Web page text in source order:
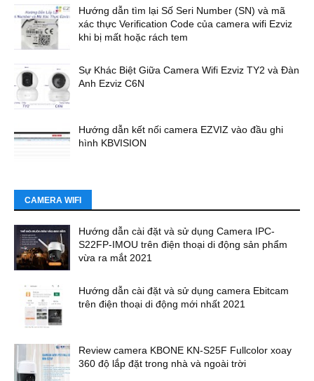
Hướng dẫn tìm lại Số Seri Number (SN) và mã
xác thực Verification Code của camera wifi Ezviz
khi bị mất hoặc rách tem
Sự Khác Biệt Giữa Camera Wifi Ezviz TY2 và Đàn
Anh Ezviz C6N
Hướng dẫn kết nối camera EZVIZ vào đầu ghi
hình KBVISION
CAMERA WIFI
Hướng dẫn cài đặt và sử dụng Camera IPC-
S22FP-IMOU trên điện thoại di động sản phẩm
vừa ra mắt 2021
Hướng dẫn cài đặt và sử dụng camera Ebitcam
trên điện thoại di động mới nhất 2021
Review camera KBONE KN-S25F Fullcolor xoay
360 độ lắp đặt trong nhà và ngoài trời